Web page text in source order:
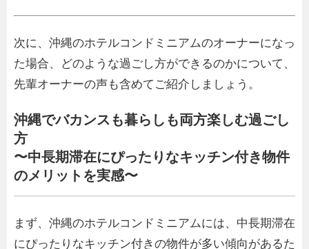
次に、沖縄のホテルコンドミニアムのオーナーになっ
た場合、どのような過ごし方ができるのかについて、
先輩オーナーの声も含めてご紹介しましょう。
沖縄でバカンスも暮らしも両方楽しむ過ごし
方
〜中長期滞在にぴったりなキッチン付き物件
のメリットを実感〜
まず、沖縄のホテルコンドミニアムには、中長期滞在
にぴったりなキッチン付きの物件が多い傾向があるた